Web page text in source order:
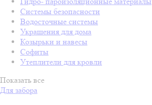
Системы безопасности
Водосточные системы
Украшения для дома
Козырьки и навесы
Софиты
Утеплители для кровли
Показать все
Для забора